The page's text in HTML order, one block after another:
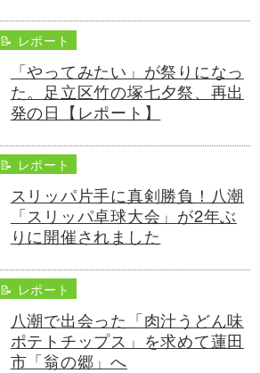
📝 レポート
「やってみたい」が祭りになっ
た。足立区竹の塚七夕祭、再出
発の日【レポート】
📝 レポート
スリッパ片手に真剣勝負！八潮
「スリッパ卓球大会」が2年ぶ
りに開催されました
📝 レポート
八潮で出会った「肉汁うどん味
ポテトチップス」を求めて蓮田
市「翁の郷」へ